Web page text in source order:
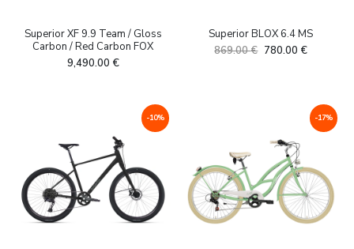
Superior XF 9.9 Team / Gloss
Carbon / Red Carbon FOX
9,490.00 €
Superior BLOX 6.4 MS
869.00€ Algne
780.00 €Current
780.00 €.
-10% -17%